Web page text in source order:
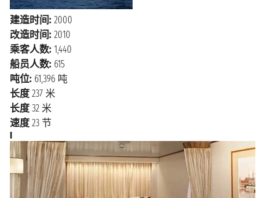
建造时间: 2000
改造时间: 2010
乘客人数: 1,440
船员人数: 615
吨位: 61,396 吨
长度 237 米
长度 32 米
速度 23 节
I